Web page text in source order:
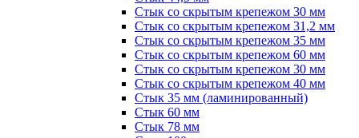
Стык со скрытым крепежом 30 мм
Стык со скрытым крепежом 31,2 мм
Стык со скрытым крепежом 35 мм
Стык со скрытым крепежом 60 мм
Стык со скрытым крепежом 30 мм
Стык со скрытым крепежом 40 мм
Стык 35 мм (ламинированный)
Стык 60 мм
Стык 78 мм